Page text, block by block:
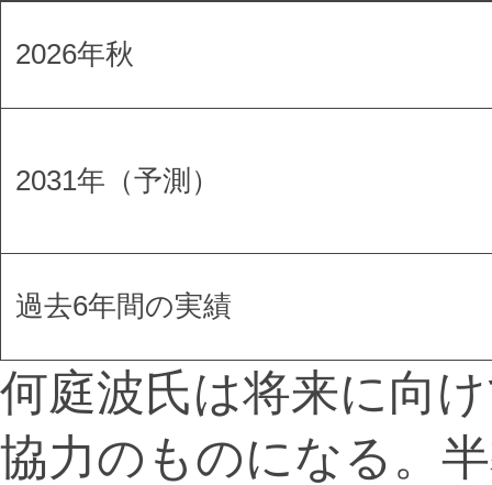
2026年秋
2031年（予測）
過去6年間の実績
何庭波氏は将来に向
協力のものになる。